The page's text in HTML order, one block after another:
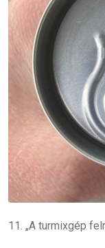
11. „A turmixgép